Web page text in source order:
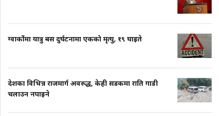
ग्वार्कोमा यात्रु बस दुर्घटनामा एकको मृत्यु, १९ घाइते
देशका विभिन्न राजमार्ग अवरुद्ध, केही सडकमा राति गाडी
चलाउन नपाइने